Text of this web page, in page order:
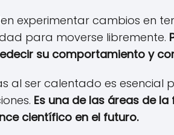
experimentar cambios en
para moverse libremente.
su comportamiento y
al ser calentado es
Es una de las áreas de
científico en el futuro.